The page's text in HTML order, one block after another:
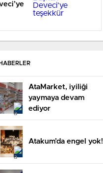
AtaMarket, iyiliği
yaymaya devam
ediyor
Atakum’da engel yok!